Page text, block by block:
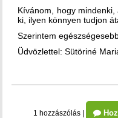
Kívánom, hogy
ki, ilyen könnyen tudjon
Szerintem
Üdvözlettel: Sütöriné
1 hozzászólás